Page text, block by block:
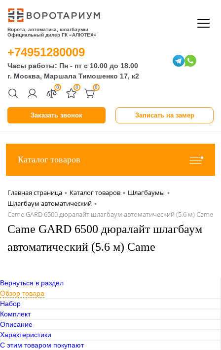
Ворота, автоматика, шлагбаумы
Официальный дилер ГК «АЛЮТЕХ»
Заказать звонок Записать на замер
0 0 0
+74951280009
Часы работы: Пн - пт с 10.00 до 18.00
г. Москва, Маршала Тимошенко 17, к2
Каталог товаров
Главная страница • Каталог товаров • Шлагбаумы •
Шлагбаум автоматический •
Came GARD 6500 дюралайт шлагбаум автоматический (5.6 м) Came
Came GARD 6500 дюралайт шлагбаум
автоматический (5.6 м) Came
Вернуться в раздел
Обзор товара
Набор
Комплект
Описание
Характеристики
С этим товаром покупают